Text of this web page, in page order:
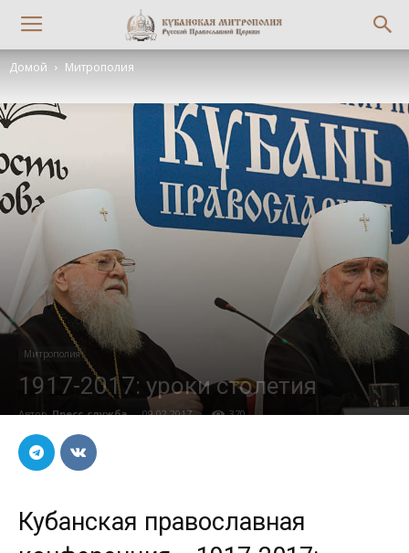
Домой Митрополия
Митрополия
1917-2017: уроки столетия
Автор Пресс-служба - 09.02.2017 370
Кубанская православная